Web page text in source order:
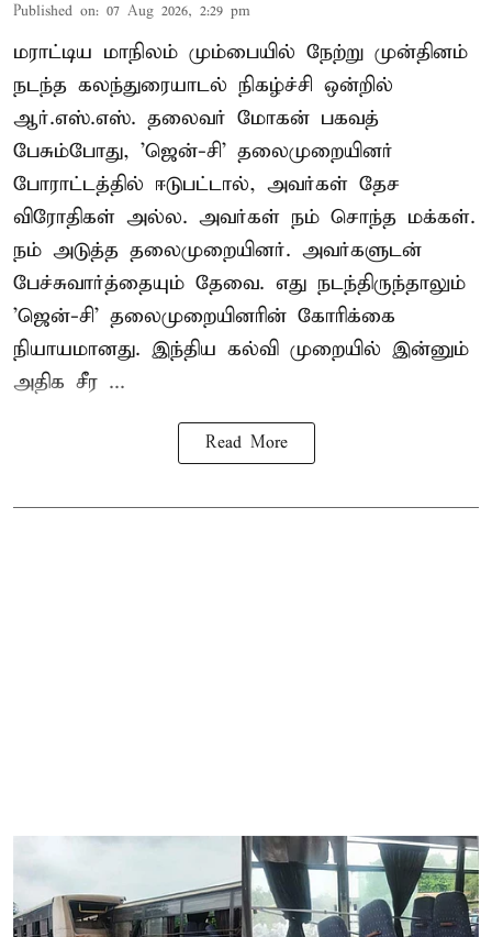
Published on: 07 Aug 2026, 2:29 pm
மராட்டிய மாநிலம் மும்பையில் நேற்று முன்தினம்
நடந்த கலந்துரையாடல் நிகழ்ச்சி ஒன்றில்
ஆர்.எஸ்.எஸ். தலைவர் மோகன் பகவத்
பேசும்போது, 'ஜென்-சி' தலைமுறையினர்
போராட்டத்தில் ஈடுபட்டால், அவர்கள் தேச
விரோதிகள் அல்ல. அவர்கள் நம் சொந்த மக்கள்.
நம் அடுத்த தலைமுறையினர். அவர்களுடன்
பேச்சுவார்த்தையும் தேவை. எது நடந்திருந்தாலும்
'ஜென்-சி' தலைமுறையினரின் கோரிக்கை
நியாயமானது. இந்திய கல்வி முறையில் இன்னும்
அதிக சீர ...
Read More